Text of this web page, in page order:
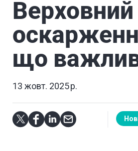
що
13 жовт. 2025 р.